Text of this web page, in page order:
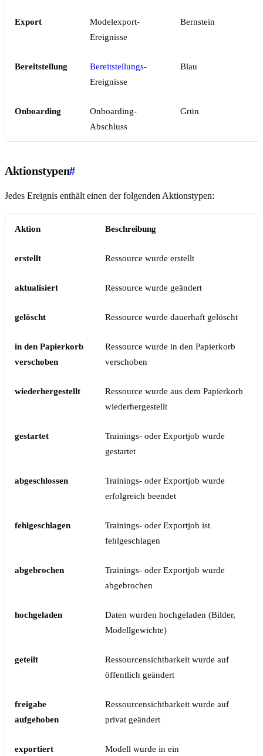
Export
Modelexport-
Ereignisse
Bernstein
Bereitstellung Bereitstellungs-
Ereignisse
Blau
Onboarding
Onboarding-
Abschluss
Grün
Aktionstypen#
Jedes Ereignis enthält einen der folgenden Aktionstypen:
Aktion Beschreibung
erstellt Ressource wurde erstellt
aktualisiert Ressource wurde geändert
gelöscht Ressource wurde dauerhaft gelöscht
in den Papierkorb
verschoben
Ressource wurde in den Papierkorb
verschoben
wiederhergestellt
Ressource wurde aus dem Papierkorb
wiederhergestellt
gestartet
Trainings- oder Exportjob wurde
gestartet
abgeschlossen
Trainings- oder Exportjob wurde
erfolgreich beendet
fehlgeschlagen
Trainings- oder Exportjob ist
fehlgeschlagen
abgebrochen
Trainings- oder Exportjob wurde
abgebrochen
hochgeladen
Daten wurden hochgeladen (Bilder,
Modellgewichte)
geteilt
Ressourcensichtbarkeit wurde auf
öffentlich geändert
freigabe
aufgehoben
Ressourcensichtbarkeit wurde auf
privat geändert
exportiert
Modell wurde in ein